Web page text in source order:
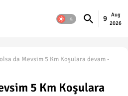
9
Aug
2026
da Mevsim 5 Km Koşulara devam -
5 Km Koşulara